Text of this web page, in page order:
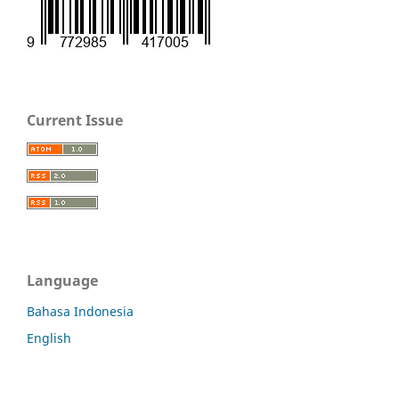
Current Issue
Language
Bahasa Indonesia
English